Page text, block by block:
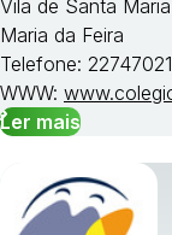
Vila de Santa
Maria da Feira
Telefone:
WWW:
Ler mais